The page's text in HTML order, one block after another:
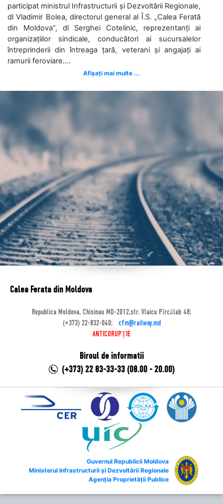
participat ministrul Infrastructurii și Dezvoltării Regionale,
dl Vladimir Bolea, directorul general al Î.S. „Calea Ferată
din Moldova”, dl Serghei Cotelinic, reprezentanți ai
organizațiilor sindicale, conducători ai sucursalelor
întreprinderii din întreaga țară, veterani și angajați ai
ramurii feroviare....
Afișați mai multe ...
Calea Ferata din Moldova
Republica Moldova, Chisinau MD-2012,str. Vlaicu Pîrcălab 48;
(+373) 22-832-040;
cfm@railway.md
ANTICORUPȚIE
Biroul de informatii
(+373) 22 83-33-33 (08.00 - 20.00)
Guvernul Republicii Moldova
Ministerul Infrastructurii și Dezvoltării Regionale
Agenția Proprietății Publice